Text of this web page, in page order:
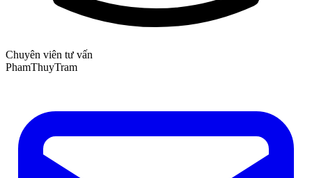
Chuyên viên tư vấn
PhamThuyTram